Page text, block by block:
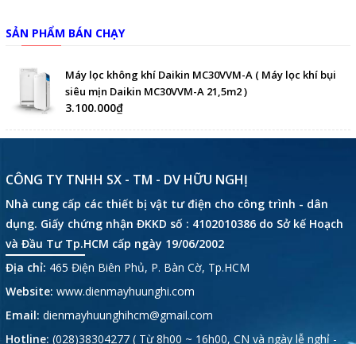
SẢN PHẨM BÁN CHẠY
Máy lọc không khí Daikin MC30VVM-A ( Máy lọc khí bụi
siêu mịn Daikin MC30VVM-A 21,5m2 )
3.100.000₫
CÔNG TY TNHH SX - TM - DV HỮU NGHỊ
Nhà cung cấp các thiết bị vật tư điện cho công trình - dân
dụng. Giấy chứng nhận ĐKKD số : 4102010386 do Sở kế Hoạch
và Đầu Tư Tp.HCM cấp ngày 19/06/2002
Địa chỉ: 465 Điện Biên Phủ, P. Bàn Cờ, Tp.HCM
Website: www.dienmayhuunghi.com
Email: dienmayhuunghihcm@gmail.com
Hotline: (028)38304277 ( Từ 8h00 ~ 16h00, CN và ngày lễ nghỉ -